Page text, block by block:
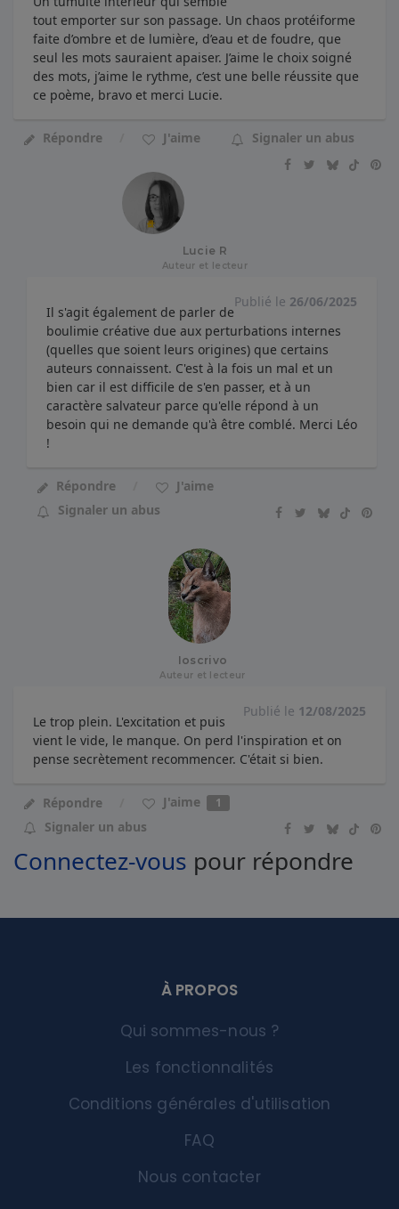
tout emporter sur son passage. Un chaos protéiforme
faite d’ombre et de lumière, d’eau et de foudre, que
seul les mots sauraient apaiser. J’aime le choix soigné
des mots, j’aime le rythme, c’est une belle réussite que
ce poème, bravo et merci Lucie.
Répondre J'aime Signaler un abus
Lucie R
Auteur et lecteur
Publié le 26/06/2025
Il s'agit également de parler de
boulimie créative due aux perturbations internes
(quelles que soient leurs origines) que certains
auteurs connaissent. C'est à la fois un mal et un
bien car il est difficile de s'en passer, et à un
caractère salvateur parce qu'elle répond à un
besoin qui ne demande qu'à être comblé. Merci Léo
!
Répondre
J'aime
Signaler un abus
Ioscrivo
Auteur et lecteur
Publié le 12/08/2025
Le trop plein. L'excitation et puis
vient le vide, le manque. On perd l'inspiration et on
pense secrètement recommencer. C'était si bien.
Répondre J'aime 1
Signaler un abus
Connectez-vous pour répondre
À PROPOS
Qui sommes-nous ?
Les fonctionnalités
Conditions générales d'utilisation
FAQ
Nous contacter